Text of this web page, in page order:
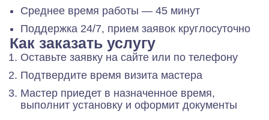
Среднее время работы — 45 минут
Поддержка 24/7, прием заявок круглосуточно
Как заказать услугу
Оставьте заявку на сайте или по телефону
Подтвердите время визита мастера
Мастер приедет в назначенное время,
выполнит установку и оформит документы